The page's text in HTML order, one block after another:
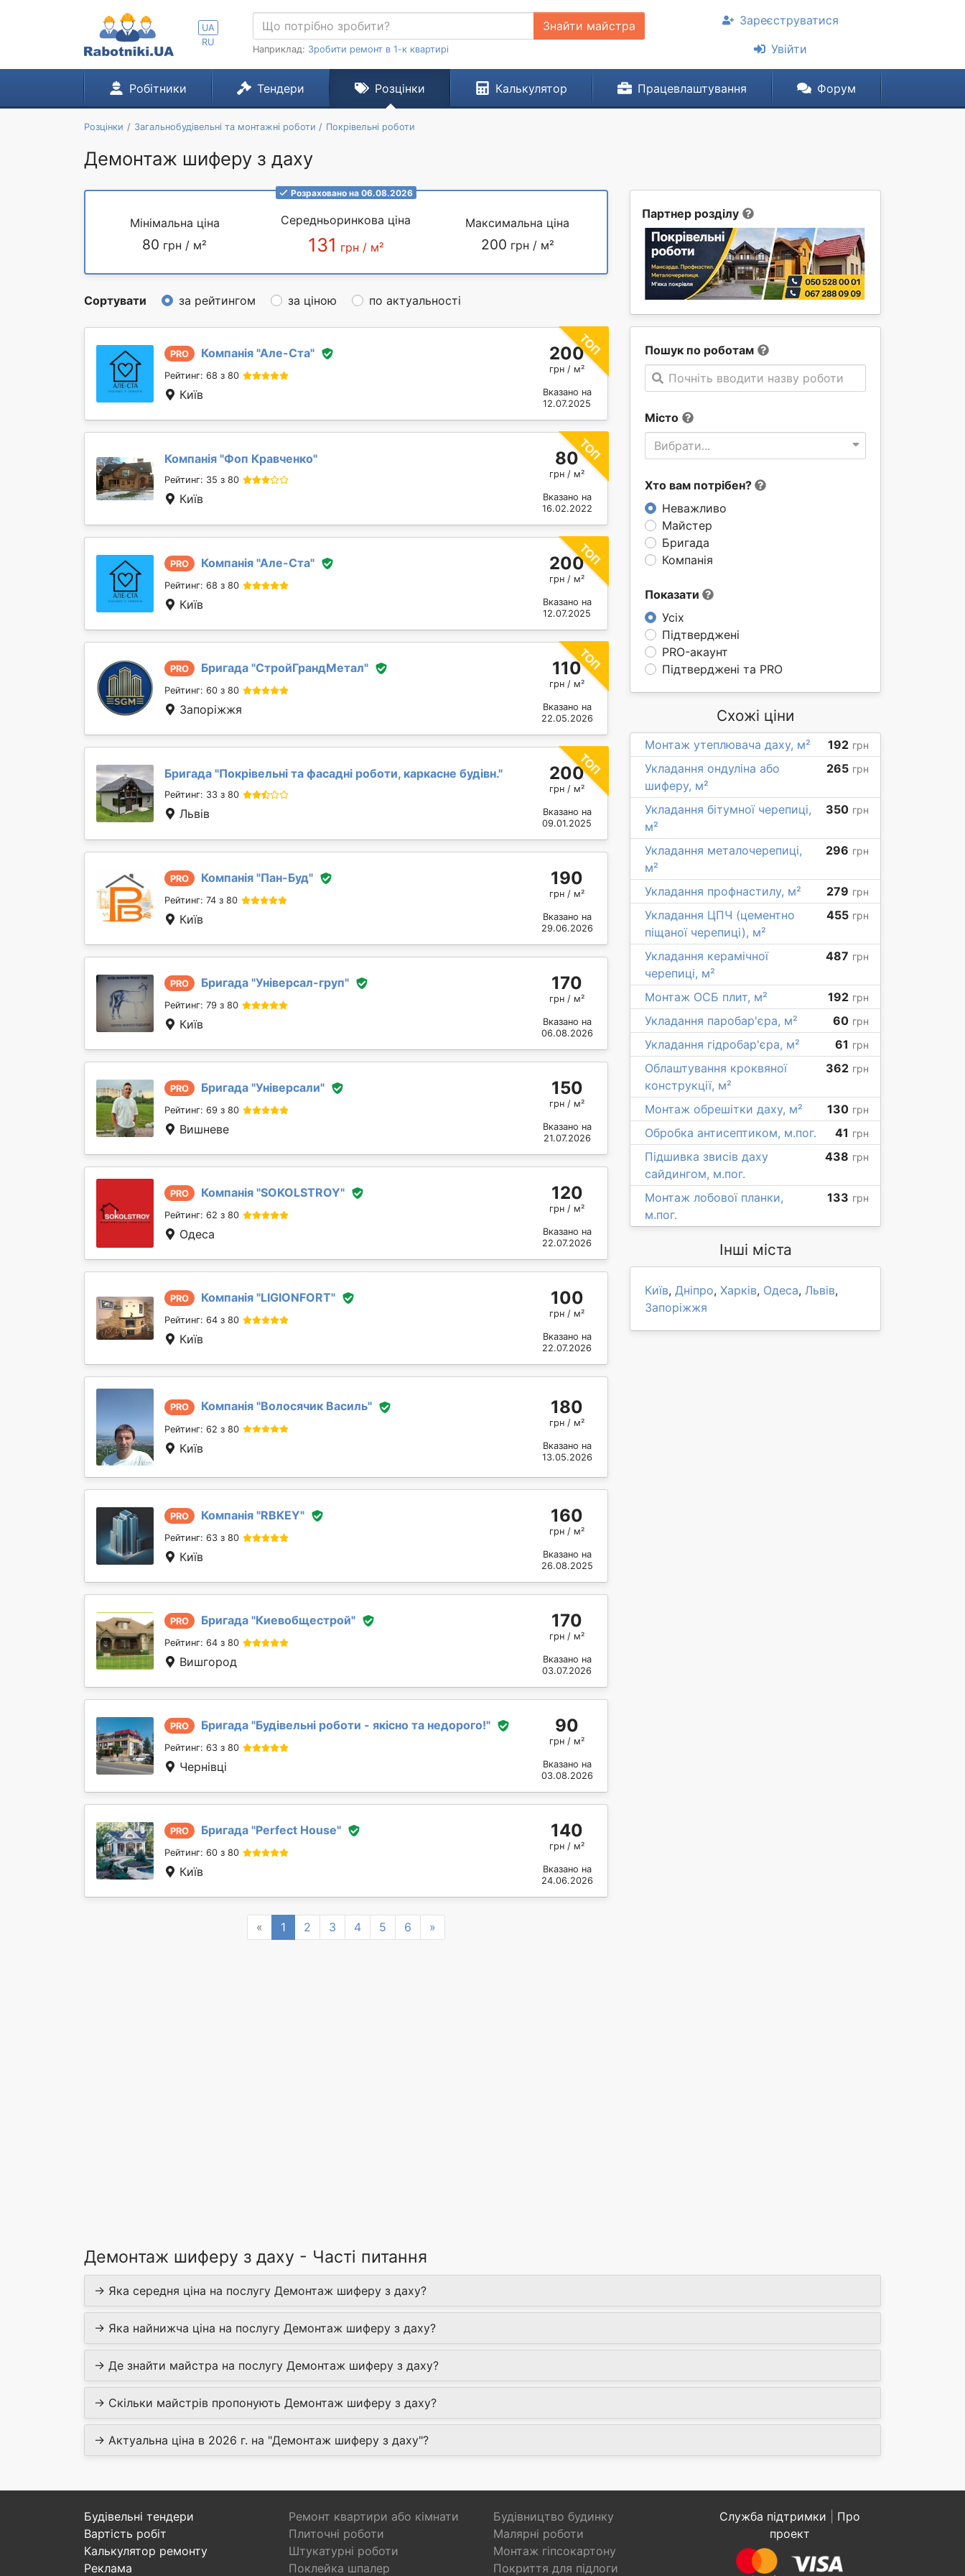
UA
RU
Знайти майстра
Наприклад: Зробити ремонт в 1-к квартирі
Зареєструватися
Увійти
Робітники Тендери Розцінки Калькулятор Працевлаштування Форум
Розцінки Загальнобудівельні та монтажні роботи Покрівельні роботи
Демонтаж шиферу з даху
Партнер розділу
Пошук по роботам
Почніть вводити назву роботи
Місто
Вибрати...
Хто вам потрібен?
Неважливо
Майстер
Бригада
Компанія
Показати
Усіх
Підтверджені
PRO-акаунт
Підтверджені та PRO
Розраховано на 06.08.2026
Мінімальна ціна
80 грн / м²
Середньоринкова ціна
131 грн / м²
Максимальна ціна
200 грн / м²
Сортувати за рейтингом за ціною по актуальності
PRO Компанія "Але-Ста"
Рейтинг: 68 з 80
Київ
200
грн / м²
Вказано на
12.07.2025
Компанія "Фоп Кравченко"
Рейтинг: 35 з 80
Київ
80
грн / м²
Вказано на
16.02.2022
PRO Компанія "Але-Ста"
Рейтинг: 68 з 80
Київ
200
грн / м²
Вказано на
12.07.2025
PRO Бригада "СтройГрандМетал"
Рейтинг: 60 з 80
Запоріжжя
110
грн / м²
Вказано на
22.05.2026
Бригада "Покрівельні та фасадні роботи, каркасне будівн."
Рейтинг: 33 з 80
Львів
200
грн / м²
Вказано на
09.01.2025
PRO Компанія "Пан-Буд"
Рейтинг: 74 з 80
Київ
190
грн / м²
Вказано на
29.06.2026
PRO Бригада "Універсал-груп"
Рейтинг: 79 з 80
Київ
170
грн / м²
Вказано на
06.08.2026
PRO Бригада "Універсали"
Рейтинг: 69 з 80
Вишневе
150
грн / м²
Вказано на
21.07.2026
PRO Компанія "SOKOLSTROY"
Рейтинг: 62 з 80
Одеса
120
грн / м²
Вказано на
22.07.2026
PRO Компанія "LIGIONFORT"
Рейтинг: 64 з 80
Київ
100
грн / м²
Вказано на
22.07.2026
PRO Компанія "Волосячик Василь"
Рейтинг: 62 з 80
Київ
180
грн / м²
Вказано на
13.05.2026
PRO Компанія "RBKEY"
Рейтинг: 63 з 80
Київ
160
грн / м²
Вказано на
26.08.2025
PRO Бригада "Киевобщестрой"
Рейтинг: 64 з 80
Вишгород
170
грн / м²
Вказано на
03.07.2026
PRO Бригада "Будівельні роботи - якісно та недорого!"
Рейтинг: 63 з 80
Чернівці
90
грн / м²
Вказано на
03.08.2026
PRO Бригада "Perfect House"
Рейтинг: 60 з 80
Київ
140
грн / м²
Вказано на
24.06.2026
« Previous
1 2 3 4 5 6 »
Схожі ціни
Монтаж утеплювача даху, м² 192 грн
Укладання ондуліна або
шиферу, м²
265 грн
Укладання бітумної черепиці,
м²
350 грн
Укладання металочерепиці,
м²
296 грн
Укладання профнастилу, м² 279 грн
Укладання ЦПЧ (цементно
піщаної черепиці), м²
455 грн
Укладання керамічної
черепиці, м²
487 грн
Монтаж ОСБ плит, м² 192 грн
Укладання паробар'єра, м² 60 грн
Укладання гідробар'єра, м² 61 грн
Облаштування кроквяної
конструкції, м²
362 грн
Монтаж обрешітки даху, м² 130 грн
Обробка антисептиком, м.пог. 41 грн
Підшивка звисів даху
сайдингом, м.пог.
438 грн
Монтаж лобової планки,
м.пог.
133 грн
Інші міста
Київ, Дніпро, Харків, Одеса, Львів,
Запоріжжя
Демонтаж шиферу з даху - Часті питання
→ Яка середня ціна на послугу Демонтаж шиферу з даху?
→ Яка найнижча ціна на послугу Демонтаж шиферу з даху?
→ Де знайти майстра на послугу Демонтаж шиферу з даху?
→ Скільки майстрів пропонують Демонтаж шиферу з даху?
→ Актуальна ціна в 2026 г. на "Демонтаж шиферу з даху"?
Будівельні тендери
Вартість робіт
Калькулятор ремонту
Реклама
Ремонт квартири або кімнати
Будівництво будинку
Плиточні роботи
Малярні роботи
Штукатурні роботи
Монтаж гіпсокартону
Поклейка шпалер
Покриття для підлоги
Служба підтримки
Про
проект